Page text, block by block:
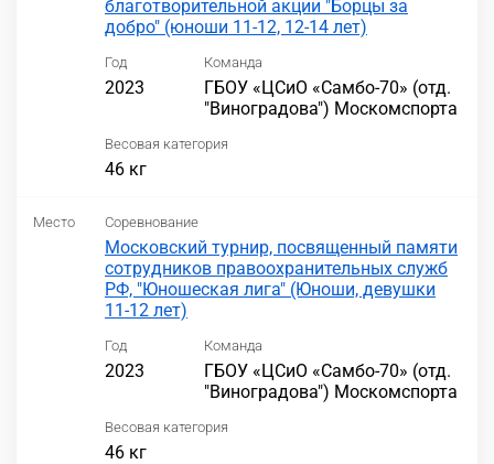
благотворительной акции "Борцы за
добро" (юноши 11-12, 12-14 лет)
Год
2023
Команда
ГБОУ «ЦСиО «Самбо-70» (отд.
"Виноградова") Москомспорта
Весовая категория
46 кг
Место Соревнование
Московский турнир, посвященный памяти
сотрудников правоохранительных служб
РФ, "Юношеская лига" (Юноши, девушки
11-12 лет)
Год
2023
Команда
ГБОУ «ЦСиО «Самбо-70» (отд.
"Виноградова") Москомспорта
Весовая категория
46 кг